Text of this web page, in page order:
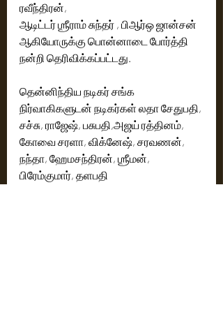
ரவீந்திரன்,
ஆடிட்டர் ஶ்ரீராம் சுந்தர் , பிஆர்ஒ ஜான்சன்
ஆகியோருக்கு பொன்னாடை போர்த்தி
நன்றி தெரிவிக்கப்பட்டது.
தென்னிந்திய நடிகர் சங்க
நிர்வாகிகளுடன் நடிகர்கள் லதா சேதுபதி,
சச்சு, ராஜேஷ், பசுபதி,அஜய் ரத்தினம்,
கோவை சரளா, விக்னேஷ், சரவணன்,
நந்தா, ஹேமசந்திரன், ஶ்ரீமன்,
பிரேம்குமார், தளபதி